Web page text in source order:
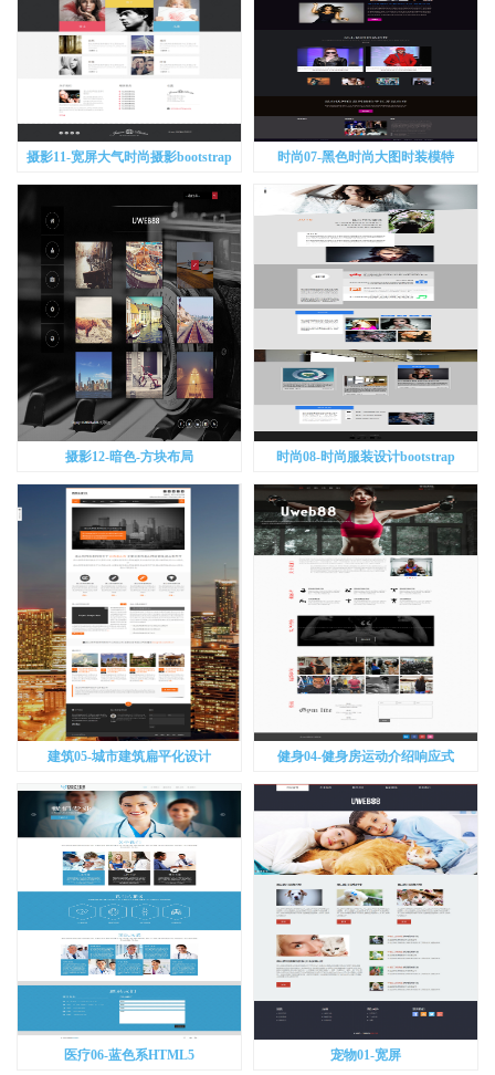
摄影11-宽屏大气时尚摄影bootstrap
时尚07-黑色时尚大图时装模特
bootstrap
摄影12-暗色-方块布局 时尚08-时尚服装设计bootstrap
建筑05-城市建筑扁平化设计 健身04-健身房运动介绍响应式
医疗06-蓝色系HTML5 宠物01-宽屏